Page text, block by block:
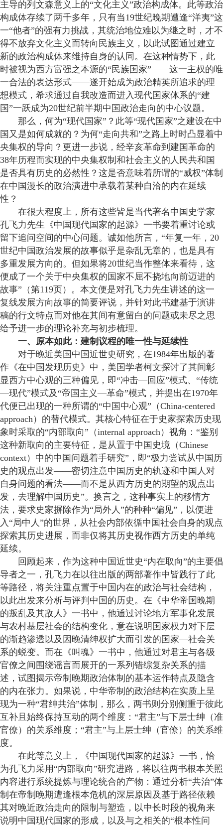
主导的列文森意义上的“文化主义”政治构成体。此等政治
构成体存续了两千多年，只有当19世纪晚期遭逢“洋夷”这
一“他者”的强有力挑战，其统治地位难以为继之时，才不
得不放弃文化主义而转向民族主义，以此试图通过建立
新的政治构成体来维持自身的认同。在这种情势下，此
时被视为西方富强之本源的“民族国家”——这一主权的唯
一合法的表达形式——遂开始成为政治精英所追求的理
想模式，希求通过自我改造而进入现代国家体系的“建
国”一跃成为20世纪前半期中国政治走向的中心议题。
那么，何为“现代国家”？此等“现代国家”之建设在中
国又是如何成就的？为何“走向共和”之路上时时凸显着中
央集权的导向？更进一步说，经辛亥革命到建国革命的
38年历程而实现的中央集权制和社会主义的人民共和国
是否具有历史的必然性？这是否意味着所谓的“威权”体制
在中国漫长的政治演进中承载着某种自洽的内在延续
性？
在很大程度上，所有这些皆是当代著名中国史学家
孔飞力先生《中国现代国家的起源》一书要着重讨论或
留下追问空间的中心问题。诚如他所言，“年复一年，20
世纪中国政治发展的故事似乎是杂乱无章的，也是具有
多重发展方向的。但如果将20世纪当作整体来看待，这
便成了一个关于中央集权的国家不屈不挠地向前迈进的
故事”（第119页）。本文便是对孔飞力先生讲述的这一
复线发展方向故事的简要评说，并针对此书建基于演讲
稿的行文特点而对他在其间有意留白的问题或未尽之思
给予进一步的理论补充与初步梳理。
一、原本如此：建制议程的唯一性与延续性
对于晚近美国中国近世史研究，在1984年出版的著
作《在中国发现历史》中，美国学者柯文探讨了其间彰
显西方中心观的三种偏见，即“冲击—回应”模式、“传统
—现代”模式及“帝国主义—革命”模式，并提出在1970年
代便已出现的一种所谓的“中国中心观”（China-centered
approach）的替代模式。其核心特征在于史家探索历史现
象时采取的“内部取向”（internal approach）视角：“鉴别
这种新取向的主要特征，是从置于中国史境（Chinese
context）中的中国问题着手研究”，即“极力尝试从中国历
史的观点出发——密切注意中国历史的轨迹和中国人对
自身问题的看法——而不是从西方历史的期望的观点出
发，去理解中国历史”。换言之，这种事实上的移情方
法，要求史家摒除作为“局外人”的种种“偏见”，以便进
入“局中人”的世界，从社会内部依循中国社会自身的观点
探索其历史进展，而非仅将其历史视作西方历史的单纯
延续。
回顾起来，作为这种中国近世史“内在取向”的主要倡
导者之一，孔飞力在以往出版的两部著作中皆践行了此
等路径，将关注重点置于中国内在的政治与社会结构，
以此出发来分析与评判中国的历史。在《中华帝国晚期
的叛乱及其敌人》一书中，他通过讨论地方军事化发展
与农村基层社会的结构变化，意在说明国家权力对下层
的渐趋渗透以及因晚清绅权扩大而引发的国家—社会关
系的蜕变。而在《叫魂》一书中，他通过对君主与各级
官僚之间围绕谣言而展开的一系列错综复杂关系的描
述，试图揭示帝制晚期政治体制的基本运作特点及隐含
的内在张力。如果说，中华帝制的政治结构在实质上呈
现为一种“君绅共治”体制，那么，两书则分别侧重于彼此
互补且始终保持互动的两个维度：“君主”与下层士绅（准
官僚）的关系维度；“君主”与上层士绅（官僚）的关系维
度。
在此等意义上，《中国现代国家的起源》一书，恰
为孔飞力采用“内部取向”研究进路，将以往两书根本关照
内容进行系统提炼与理论统合的产物：通过分析“共治”体
制在帝制晚期遭逢根本危机的深层原因及基于路径依赖
其对晚近政治走向的限制与塑造，以中长时段的视角来
说明中国现代国家的形成，以及与之相关的“根本性问